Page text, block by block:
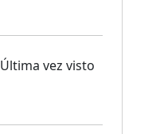
Última vez visto